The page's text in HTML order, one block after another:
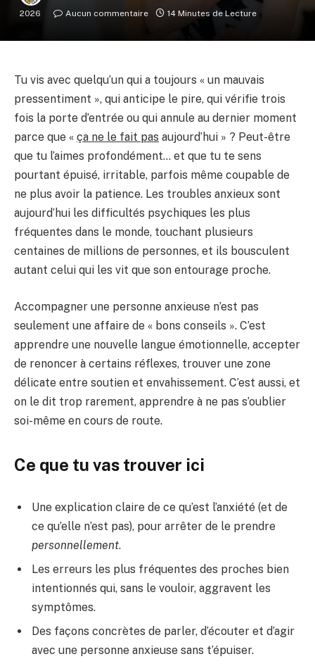
2026
Aucun commentaire 14 Minutes de Lecture
Tu vis avec quelqu’un qui a toujours « un mauvais
pressentiment », qui anticipe le pire, qui vérifie trois
fois la porte d’entrée ou qui annule au dernier moment
parce que « ça ne le fait pas aujourd’hui » ? Peut-être
que tu l’aimes profondément… et que tu te sens
pourtant épuisé, irritable, parfois même coupable de
ne plus avoir la patience. Les troubles anxieux sont
aujourd’hui les difficultés psychiques les plus
fréquentes dans le monde, touchant plusieurs
centaines de millions de personnes, et ils bousculent
autant celui qui les vit que son entourage proche.
Accompagner une personne anxieuse n’est pas
seulement une affaire de « bons conseils ». C’est
apprendre une nouvelle langue émotionnelle, accepter
de renoncer à certains réflexes, trouver une zone
délicate entre soutien et envahissement. C’est aussi, et
on le dit trop rarement, apprendre à ne pas s’oublier
soi-même en cours de route.
Ce que tu vas trouver ici
Une explication claire de ce qu’est l’anxiété (et de
ce qu’elle n’est pas), pour arrêter de le prendre
personnellement.
Les erreurs les plus fréquentes des proches bien
intentionnés qui, sans le vouloir, aggravent les
symptômes.
Des façons concrètes de parler, d’écouter et d’agir
avec une personne anxieuse sans t’épuiser.